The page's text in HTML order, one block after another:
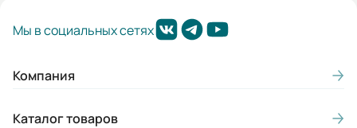
Мы в социальных сетях
Компания
Каталог товаров